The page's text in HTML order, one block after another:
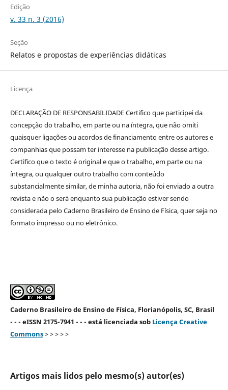
Edição
v. 33 n. 3 (2016)
Seção
Relatos e propostas de experiências didáticas
Licença
DECLARAÇÃO DE RESPONSABILIDADE Certifico que participei da
concepção do trabalho, em parte ou na íntegra, que não omiti
quaisquer ligações ou acordos de financiamento entre os autores e
companhias que possam ter interesse na publicação desse artigo.
Certifico que o texto é original e que o trabalho, em parte ou na
íntegra, ou qualquer outro trabalho com conteúdo
substancialmente similar, de minha autoria, não foi enviado a outra
revista e não o será enquanto sua publicação estiver sendo
considerada pelo Caderno Brasileiro de Ensino de Física, quer seja no
formato impresso ou no eletrônico.
Caderno Brasileiro de Ensino de Física, Florianópolis, SC, Brasil
- - - eISSN 2175-7941 - - - está licenciada sob Licença Creative
Commons> > > > >
Artigos mais lidos pelo mesmo(s) autor(es)